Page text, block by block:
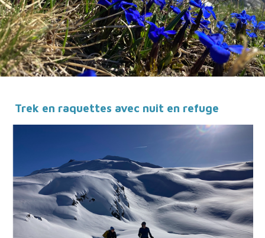
Trek en raquettes avec nuit en refuge